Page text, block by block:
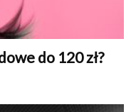
do 120 zł?